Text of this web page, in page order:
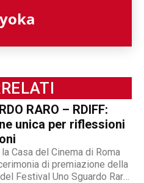
RARO – RDIFF:
unica per riflessioni
Casa del Cinema di Roma
di premiazione della
Festival Uno Sguardo Raro